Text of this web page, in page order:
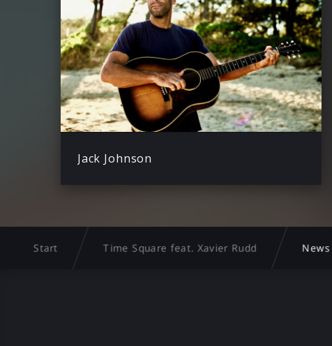
Jack Johnson
Start Time Square feat. Xavier Rudd News